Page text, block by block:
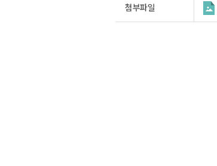
첨부파일